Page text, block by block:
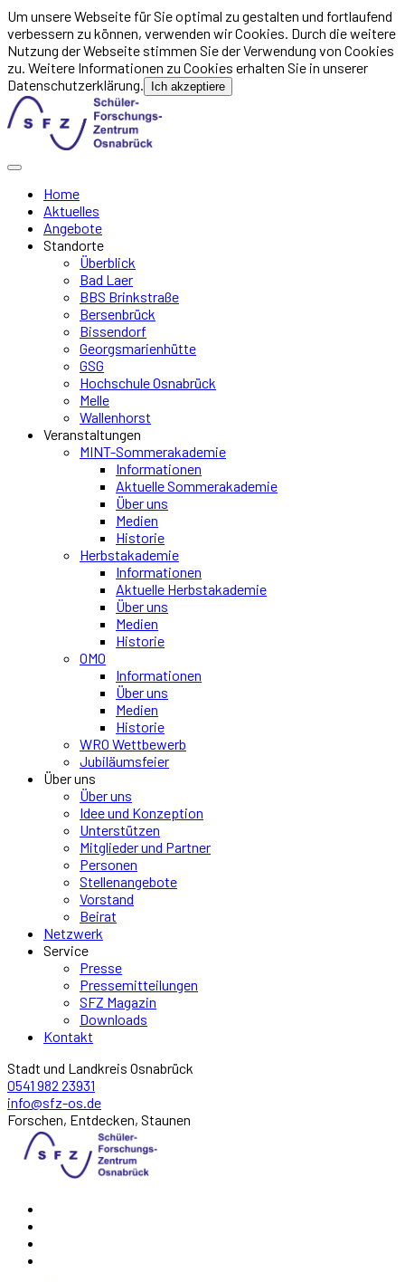
Um unsere Webseite für Sie optimal zu gestalten und fortlaufend
verbessern zu können, verwenden wir Cookies. Durch die weitere
Nutzung der Webseite stimmen Sie der Verwendung von Cookies
zu. Weitere Informationen zu Cookies erhalten Sie in unserer
Datenschutzerklärung.
Ich akzeptiere
Home
Aktuelles
Angebote
Standorte
Überblick
Bad Laer
BBS Brinkstraße
Bersenbrück
Bissendorf
Georgsmarienhütte
GSG
Hochschule Osnabrück
Melle
Wallenhorst
Veranstaltungen
MINT-Sommerakademie
Informationen
Aktuelle Sommerakademie
Über uns
Medien
Historie
Herbstakademie
Informationen
Aktuelle Herbstakademie
Über uns
Medien
Historie
OMO
Informationen
Über uns
Medien
Historie
WRO Wettbewerb
Jubiläumsfeier
Über uns
Über uns
Idee und Konzeption
Unterstützen
Mitglieder und Partner
Personen
Stellenangebote
Vorstand
Beirat
Netzwerk
Service
Presse
Pressemitteilungen
SFZ Magazin
Downloads
Kontakt
Stadt und Landkreis Osnabrück
0541 982 23931
info@sfz-os.de
Forschen, Entdecken, Staunen